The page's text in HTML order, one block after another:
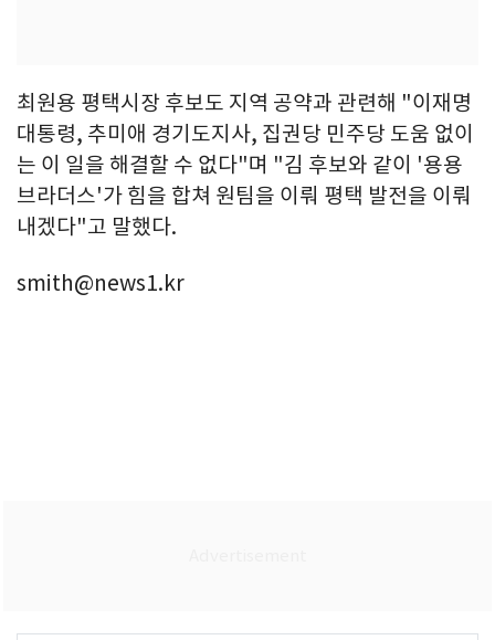
최원용 평택시장 후보도 지역 공약과 관련해 "이재명
대통령, 추미애 경기도지사, 집권당 민주당 도움 없이
는 이 일을 해결할 수 없다"며 "김 후보와 같이 '용용
브라더스'가 힘을 합쳐 원팀을 이뤄 평택 발전을 이뤄
내겠다"고 말했다.
smith@news1.kr